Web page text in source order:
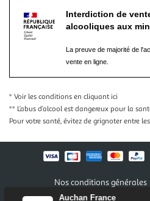
Auchan France
Interdiction de
alcooliques aux
La preuve de majorité de
vente en ligne.
* Voir les conditions en cliquant ici
** L’abus d’alcool est dangereux pour la
Pour votre santé, évitez de grignoter entre
Nos conditions générales
Conditions des offres et